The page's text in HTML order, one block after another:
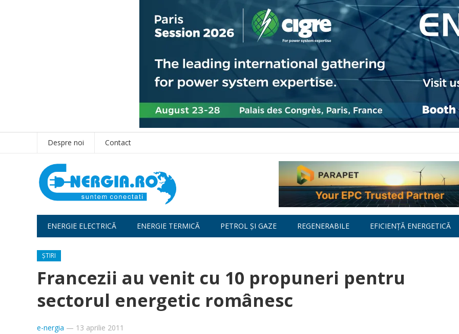
Despre noi Contact
ENERGIE ELECTRICĂ ENERGIE TERMICĂ PETROL ȘI GAZE REGENERABILE EFICIENȚĂ ENERGETICĂ
ȘTIRI
Francezii au venit cu 10 propuneri pentru
sectorul energetic românesc
e-nergia — 13 aprilie 2011